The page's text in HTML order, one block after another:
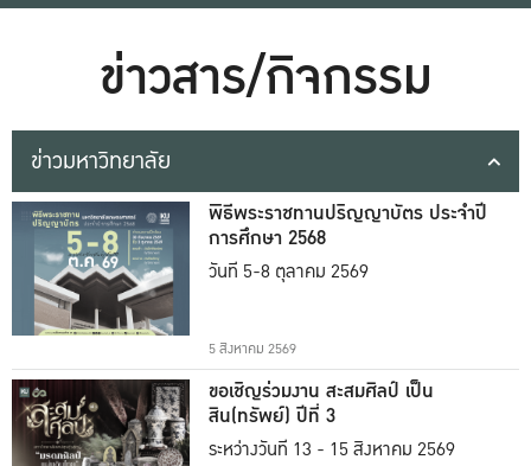
ข่าวสาร/กิจกรรม
ข่าวมหาวิทยาลัย
พิธีพระราชทานปริญญาบัตร ประจำปี
การศึกษา 2568
วันที่ 5-8 ตุลาคม 2569
5 สิงหาคม 2569
ขอเชิญร่วมงาน สะสมศิลป์ เป็น
สิน(ทรัพย์) ปีที่ 3
ระหว่างวันที่ 13 - 15 สิงหาคม 2569